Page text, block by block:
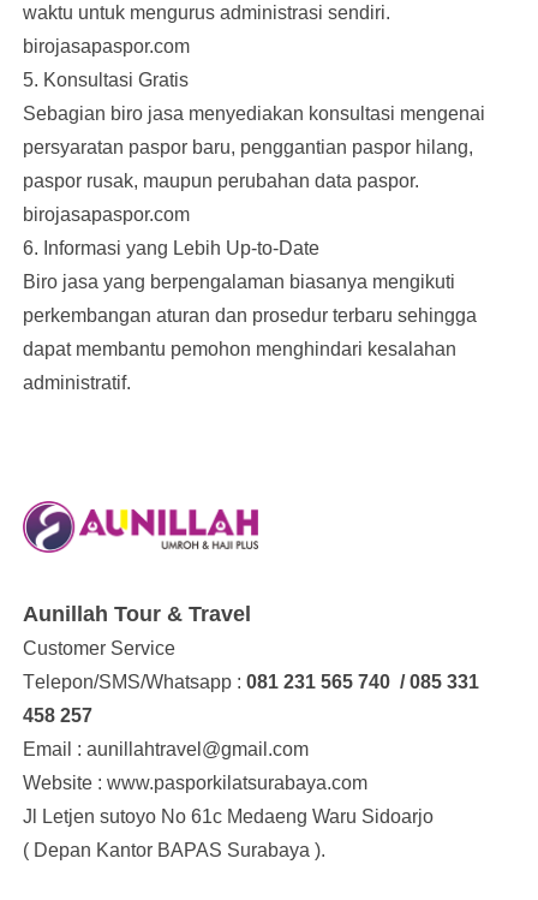
waktu untuk mengurus administrasi sendiri.
birojasapaspor.com
5. Konsultasi Gratis
Sebagian biro jasa menyediakan konsultasi mengenai
persyaratan paspor baru, penggantian paspor hilang,
paspor rusak, maupun perubahan data paspor.
birojasapaspor.com
6. Informasi yang Lebih Up-to-Date
Biro jasa yang berpengalaman biasanya mengikuti
perkembangan aturan dan prosedur terbaru sehingga
dapat membantu pemohon menghindari kesalahan
administratif.
Aunillah Tour & Travel
Customer Service
Tеlероn/SMS/Whаtѕарр :081 231 565 740 / 085 331
458 257
Emаіl : aunillahtravel@gmаіl.соm
Website : www.pasporkilatsurabaya.com
Jl Letjen sutoyo No 61c Medaeng Waru Sidoarjo
( Depan Kantor BAPAS Surabaya ).